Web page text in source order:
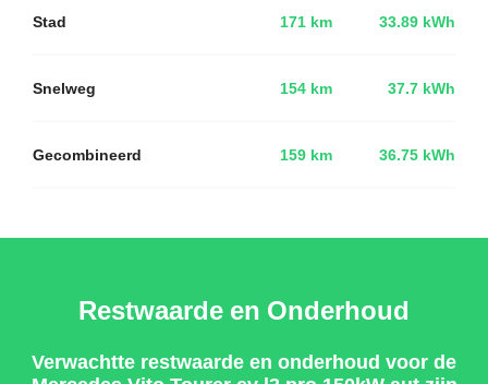
Stad 171 km 33.89 kWh
Snelweg 154 km 37.7 kWh
Gecombineerd 159 km 36.75 kWh
Restwaarde en Onderhoud
Verwachtte restwaarde en onderhoud voor de